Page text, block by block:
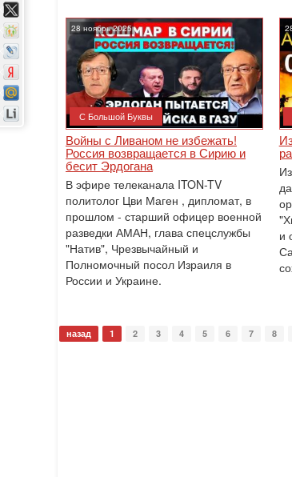
28 ноябрь 2025
С Большой Буквы
Войны с Ливаном не избежать!
Россия возвращается в Сирию и
бесит Эрдогана
В эфире телеканала ITON-TV
политолог Цви Маген , дипломат, в
прошлом - старший офицер военной
разведки АМАН, глава спецслужбы
"Натив", ‎Чрезвычайный и
Полномочный посол Израиля в
России и Украине.
и
назад 1 2 3 4 5 6 7 8